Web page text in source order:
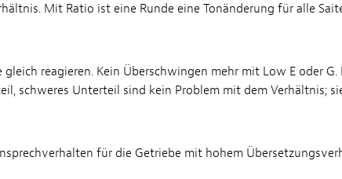
Mit Ratio ist eine Runde eine Tonänderung für alle
reagieren. Kein Überschwingen mehr mit Low E oder G.
schweres Unterteil sind kein Problem mit dem Verhältnis;
für die Getriebe mit hohem